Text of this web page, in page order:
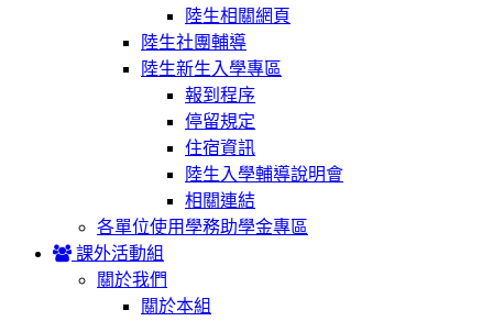
陸生相關網頁
陸生社團輔導
陸生新生入學專區
報到程序
停留規定
住宿資訊
陸生入學輔導說明會
相關連結
各單位使用學務助學金專區
課外活動組
關於我們
關於本組